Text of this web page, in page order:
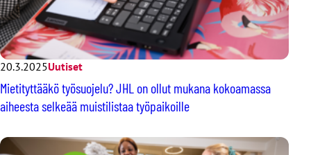
20.3.2025Uutiset
Mietityttääkö työsuojelu? JHL on ollut mukana kokoamassa
aiheesta selkeää muistilistaa työpaikoille